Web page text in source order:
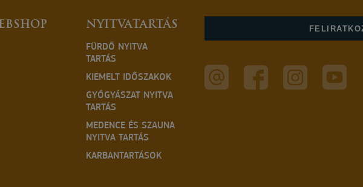
NYITVATARTÁS
FÜRDŐ NYITVA
TARTÁS
KIEMELT IDŐSZAKOK
GYÓGYÁSZAT NYITVA
TARTÁS
MEDENCE ÉS SZAUNA
NYITVA TARTÁS
KARBANTARTÁSOK